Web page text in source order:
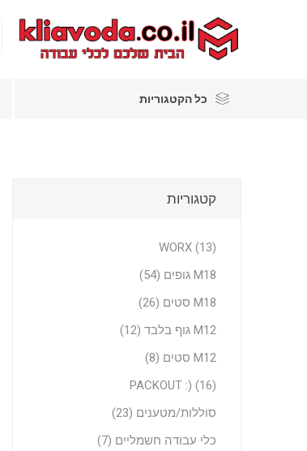
כל הקטגוריות
קטגוריות
WORX (13)
M18 גופים (54)
M18 סטים (26)
M12 גוף בלבד (12)
M12 סטים (8)
PACKOUT :) (16)
סוללות/מטענים (23)
כלי עבודה חשמליים (7)